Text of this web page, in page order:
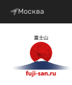
Москва